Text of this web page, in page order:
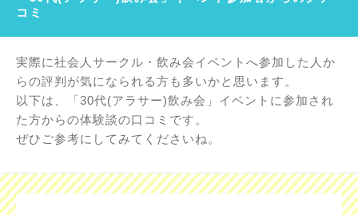
コミ
実際に社会人サークル・飲み会イベントへ参加した人か
らの評判が気になられる方も多いかと思います。
以下は、「30代(アラサー)飲み会」イベントに参加され
た方からの体験談の口コミです。
ぜひご参考にしてみてくださいね。